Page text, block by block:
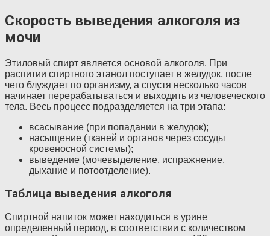
Скорость выведения алкоголя из
мочи
Этиловый спирт является основой алкоголя. При
распитии спиртного этанол поступает в желудок, после
чего блуждает по организму, а спустя несколько часов
начинает перерабатываться и выходить из человеческого
тела. Весь процесс подразделяется на три этапа:
всасывание (при попадании в желудок);
насыщение (тканей и органов через сосуды
кровеносной системы);
выведение (мочевыделение, испражнение,
дыхание и потоотделение).
Таблица выведения алкоголя
Спиртной напиток может находиться в урине
определенный период, в соответствии с количеством